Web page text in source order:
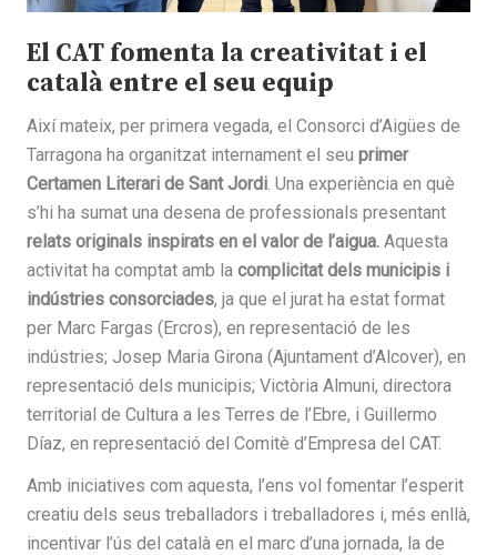
El CAT fomenta la creativitat i el
català entre el seu equip
Així mateix, per primera vegada, el Consorci d’Aigües de
Tarragona ha organitzat internament el seu primer
Certamen Literari de Sant Jordi. Una experiència en què
s’hi ha sumat una desena de professionals presentant
relats originals inspirats en el valor de l’aigua. Aquesta
activitat ha comptat amb la complicitat dels municipis i
indústries consorciades, ja que el jurat ha estat format
per Marc Fargas (Ercros), en representació de les
indústries; Josep Maria Girona (Ajuntament d’Alcover), en
representació dels municipis; Victòria Almuni, directora
territorial de Cultura a les Terres de l’Ebre, i Guillermo
Díaz, en representació del Comitè d’Empresa del CAT.
Amb iniciatives com aquesta, l’ens vol fomentar l’esperit
creatiu dels seus treballadors i treballadores i, més enllà,
incentivar l’ús del català en el marc d’una jornada, la de